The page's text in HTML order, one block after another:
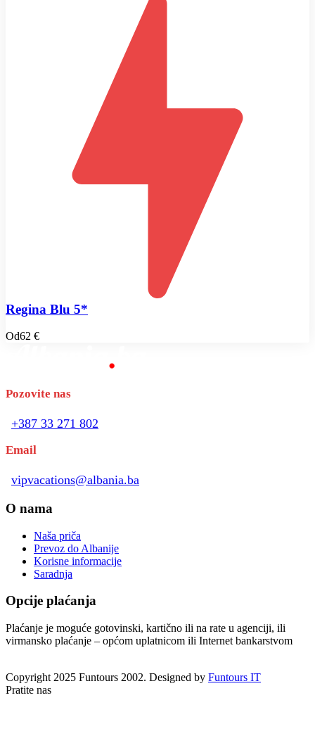
Regina Blu 5*
Od62 €
Pozovite nas
+387 33 271 802
Email
vipvacations@albania.ba
O nama
Naša priča
Prevoz do Albanije
Korisne informacije
Saradnja
Opcije plaćanja
Plaćanje je moguće gotovinski, kartično ili na rate u agenciji, ili
virmansko plaćanje – općom uplatnicom ili Internet bankarstvom
Copyright 2025 Funtours 2002. Designed by Funtours IT
Pratite nas